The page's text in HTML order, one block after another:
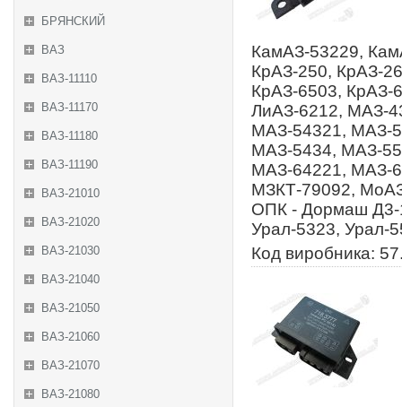
БРЯНСКИЙ
ВАЗ
ВАЗ-11110
ВАЗ-11170
ВАЗ-11180
ВАЗ-11190
ВАЗ-21010
ВАЗ-21020
ВАЗ-21030
ВАЗ-21040
ВАЗ-21050
ВАЗ-21060
ВАЗ-21070
ВАЗ-21080
КамАЗ-53229,
КрАЗ-250, КрАЗ-
КрАЗ-6503, КрАЗ-
ЛиАЗ-6212, МАЗ-
МАЗ-54321, МАЗ-
МАЗ-5434, МАЗ-
МАЗ-64221, МАЗ-
МЗКТ-79092,
ОПК - Дормаш Д3-
Урал-5323, Урал-
Код виробника: